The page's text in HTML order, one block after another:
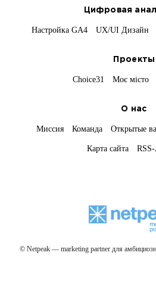
Цифровая
Настройка GA4 UX/UI Дизайн
Проекты
Choice31 Моє місто
О нас
Миссия Команда Открытые
Карта сайта RSS-
© Netpeak — marketing partner для